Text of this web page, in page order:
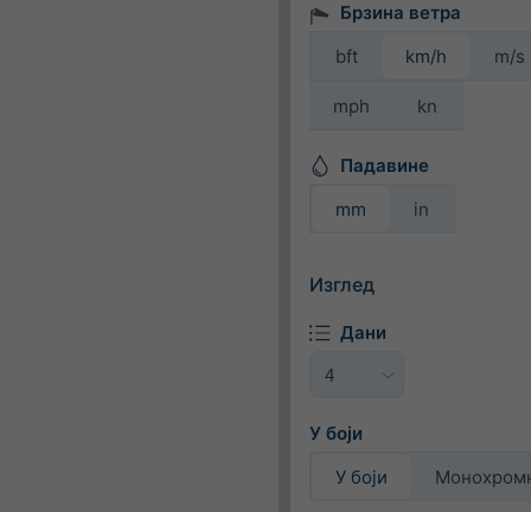
Брзина ветра
bft
km/h m/s
mph kn
Падавине
mm
in
Изглед
Дани
У боји
У боји